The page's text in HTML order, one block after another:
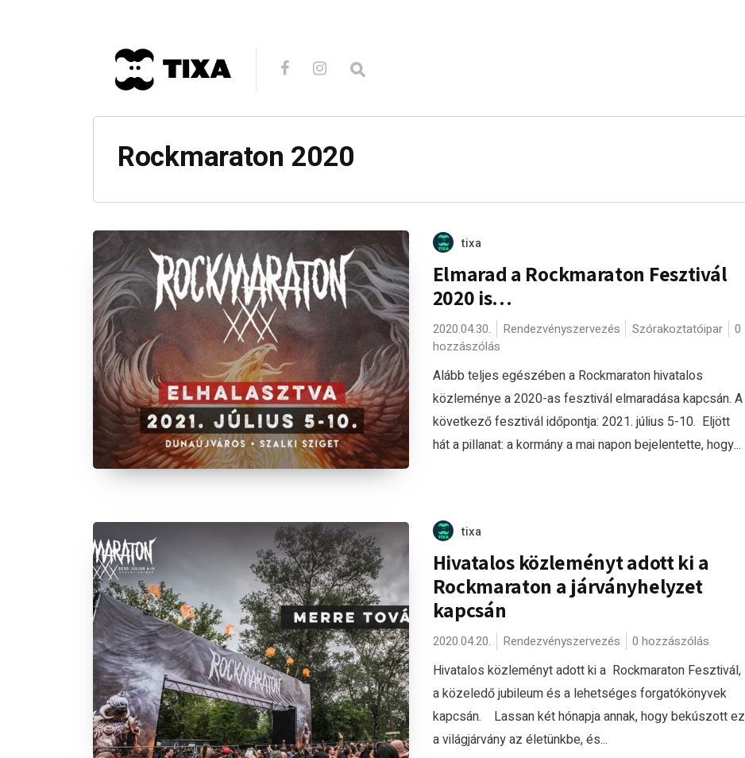
Rockmaraton 2020
tixa
Elmarad a Rockmaraton Fesztivál
2020 is…
2020.04.30. Rendezvényszervezés Szórakoztatóipar
0
hozzászólás
Alább teljes egészében a Rockmaraton hivatalos
közleménye a 2020-as fesztivál elmaradása kapcsán. A
következő fesztivál időpontja: 2021. július 5-10. Eljött
hát a pillanat: a kormány a mai napon bejelentette, hogy...
tixa
Hivatalos közleményt adott ki a
Rockmaraton a járványhelyzet
kapcsán
2020.04.20. Rendezvényszervezés 0 hozzászólás
Hivatalos közleményt adott ki a Rockmaraton Fesztivál,
a közeledő jubileum és a lehetséges forgatókönyvek
kapcsán. Lassan két hónapja annak, hogy bekúszott ez
a világjárvány az életünkbe, és...